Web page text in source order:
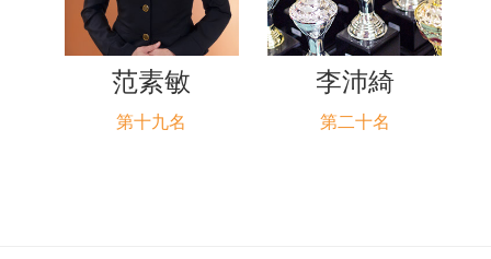
范素敏
第十九名
李沛綺
第二十名